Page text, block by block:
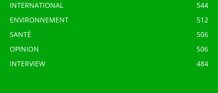
INTERNATIONAL
544
ENVIRONNEMENT
512
SANTÉ
506
OPINION
506
INTERVIEW
484